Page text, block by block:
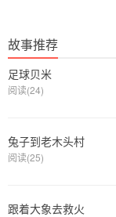
故事推荐
足球贝米
阅读(24)
兔子到老木头村
阅读(25)
跟着大象去救火